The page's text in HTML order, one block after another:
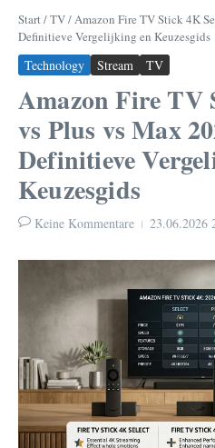
Start/TV/Amazon Fire TV Stick 4K
Definitieve Vergelijking en Keuzesgids
Technology Stream TV
Amazon Fire TV
vs Plus vs Max
Definitieve
Keuzesgids
Keine Kommentare 23.06.2026